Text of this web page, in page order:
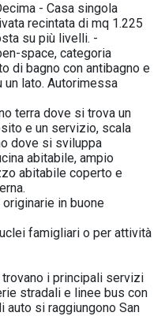
- Casa singola
recintata di mq 1.225
su più livelli. -
space, categoria
di bagno con antibagno e
lato. Autorimessa
terra dove si trova un
e un servizio, scala
dove si sviluppa
abitabile, ampio
abitabile coperto e
in buone
famigliari o per attività
i principali servizi
stradali e linee bus con
auto si raggiungono San